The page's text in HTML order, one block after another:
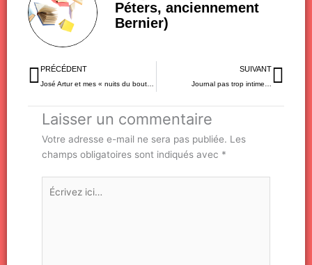
Péters, anciennement
Bernier)
Précédent
PRÉCÉDENT
José Artur et mes « nuits du bout des ondes »
SUIVANT
Journal pas trop intime…
Laisser un commentaire
Votre adresse e-mail ne sera pas publiée. Les
champs obligatoires sont indiqués avec *
Écrivez
ici…